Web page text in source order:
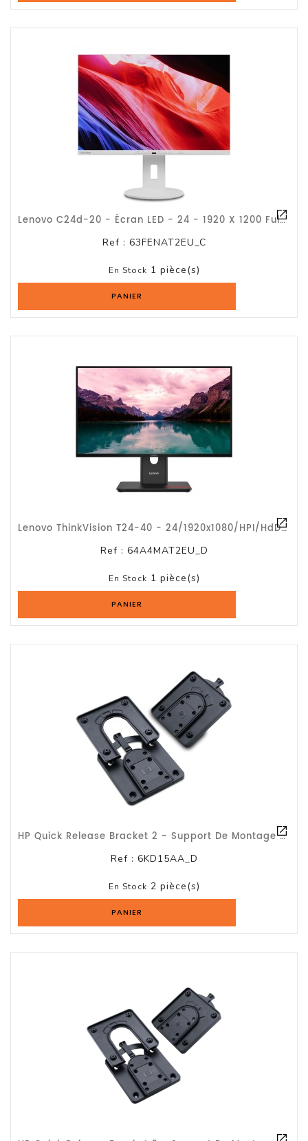
Lenovo C24d-20 - Écran LED - 24 - 1920 X 1200 Full HD (1080p) @ 60 Hz - IPS - 3
Ref : 63FENAT2EU_C
En Stock 1 pièce(s)
PANIER
Lenovo ThinkVision T24-40 - 24/1920x1080/HPI/HdDpVg/wb/hp//G3a
Ref : 64A4MAT2EU_D
En Stock 1 pièce(s)
PANIER
HP Quick Release Bracket 2 - Support De Montage Mural De L'écran - Pour HP P174,
Ref : 6KD15AA_D
En Stock 2 pièce(s)
PANIER